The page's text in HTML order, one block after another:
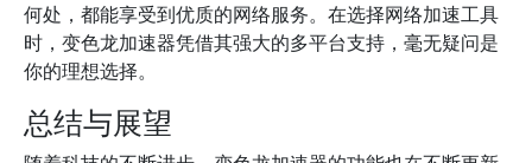
何处，都能享受到优质的网络服务。在选择网络加速工具
时，变色龙加速器凭借其强大的多平台支持，毫无疑问是
你的理想选择。
总结与展望